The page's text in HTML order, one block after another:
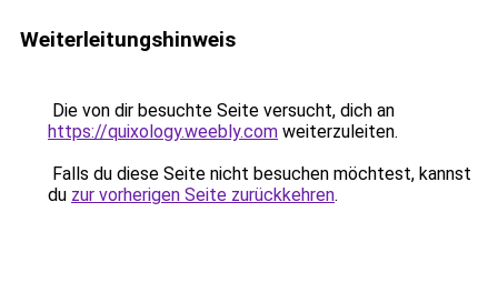
Weiterleitungshinweis
Die von dir besuchte Seite versucht, dich an
https://quixology.weebly.com weiterzuleiten.
Falls du diese Seite nicht besuchen möchtest, kannst
du zur vorherigen Seite zurückkehren.